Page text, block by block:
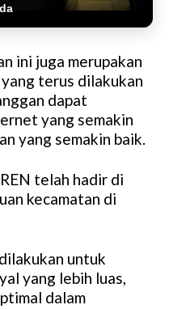
ini juga merupakan
terus dilakukan
dapat
yang semakin
yang semakin baik.
telah hadir di
kecamatan di
untuk
yang lebih luas,
dalam